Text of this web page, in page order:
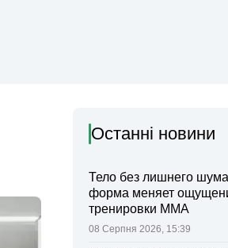
Останні новини
Тело без лишнего
форма меняет
тренировки ММА
08 Серпня 2026, 15:39